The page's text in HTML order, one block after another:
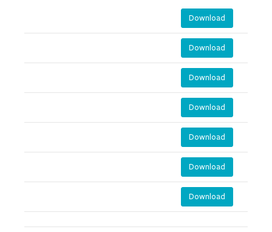
Download
Download
Download
Download
Download
Download
Download